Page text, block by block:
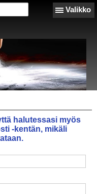
Valikko
halutessasi myös
-kentän, mikäli